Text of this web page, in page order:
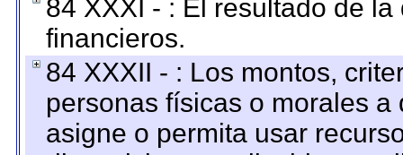
84 XXXI - : El resultado de
financieros.
84 XXXII - : Los montos,
personas físicas o morales
asigne o permita usar